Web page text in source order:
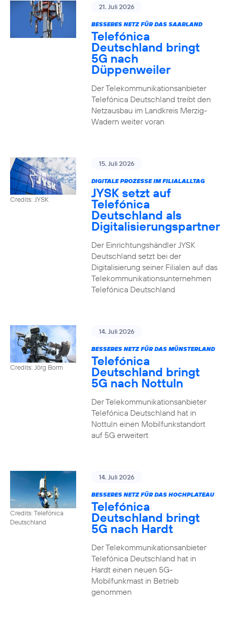
21. Juli 2026
BESSERES NETZ FÜR DAS SAARLAND
Telefónica
Deutschland bringt
5G nach
Düppenweiler
Der Telekommunikationsanbieter
Telefónica Deutschland treibt den
Netzausbau im Landkreis Merzig-
Wadern weiter voran
Credits: JYSK
15. Juli 2026
DIGITALE PROZESSE IM FILIALALLTAG
JYSK setzt auf
Telefónica
Deutschland als
Digitalisierungspartner
Der Einrichtungshändler JYSK
Deutschland setzt bei der
Digitalisierung seiner Filialen auf das
Telekommunikationsunternehmen
Telefónica Deutschland
Credits: Jörg Borm
14. Juli 2026
BESSERES NETZ FÜR DAS MÜNSTERLAND
Telefónica
Deutschland bringt
5G nach Nottuln
Der Telekommunikationsanbieter
Telefónica Deutschland hat in
Nottuln einen Mobilfunkstandort
auf 5G erweitert
Credits: Telefónica
Deutschland
14. Juli 2026
BESSERES NETZ FÜR DAS HOCHPLATEAU
Telefónica
Deutschland bringt
5G nach Hardt
Der Telekommunikationsanbieter
Telefónica Deutschland hat in
Hardt einen neuen 5G-
Mobilfunkmast in Betrieb
genommen